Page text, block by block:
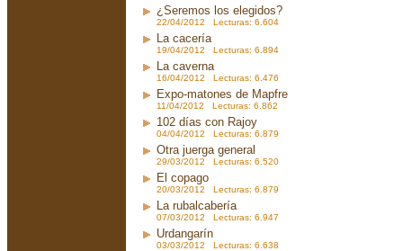
¿Seremos los elegidos?
22/04/2012 Lecturas: 6.604
La cacería
19/04/2012 Lecturas: 6.894
La caverna
16/04/2012 Lecturas: 6.476
Expo-matones de Mapfre
11/04/2012 Lecturas: 6.862
102 días con Rajoy
04/04/2012 Lecturas: 6.879
Otra juerga general
29/03/2012 Lecturas: 6.520
El copago
20/03/2012 Lecturas: 6.879
La rubalcabería
07/03/2012 Lecturas: 6.947
Urdangarín
03/03/2012 Lecturas: 6.638